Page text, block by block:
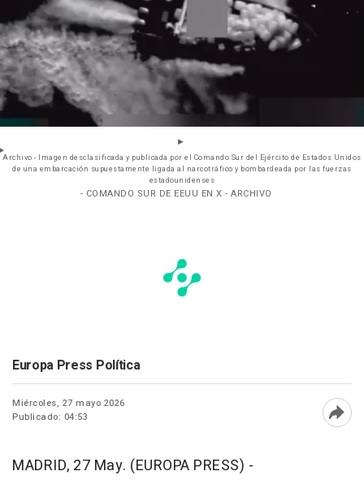
Archivo - Imagen desclasificada y publicada por el Comando Sur del Ejército de Estados Unidos
de una embarcación supuestamente ligada al narcotráfico y bombardeada por las fuerzas
estadounidenses
- COMANDO SUR DE EEUU EN X - ARCHIVO
Europa Press Política
Miércoles, 27 mayo 2026
Publicado: 04:53
MADRID, 27 May. (EUROPA PRESS) -